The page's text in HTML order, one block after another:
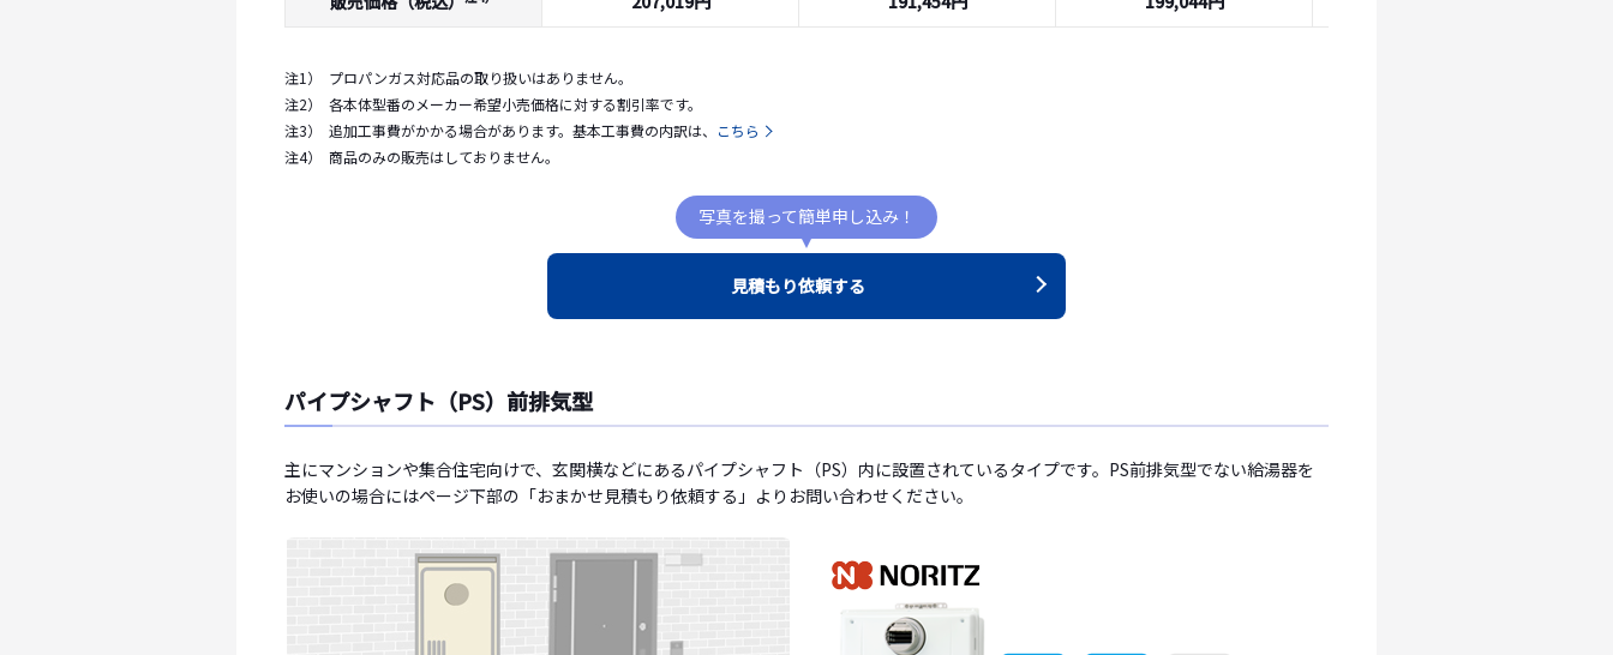
注1）
プロパンガス対応品の取り扱いはありません。
注2）
各本体型番のメーカー希望小売価格に対する割引率です。
注3）
追加工事費がかかる場合があります。基本工事費の内訳は、
こちら
注4）
商品のみの販売はしておりません。
写真を撮って簡単申し込み！
見積もり依頼する
パイプシャフト（PS）前排気型
主にマンションや集合住宅向けで、玄関横などにあるパイプシャフト（PS）内に設置されているタイプです。PS前排気型でない給湯器を
お使いの場合にはページ下部の「おまかせ見積もり依頼する」よりお問い合わせください。